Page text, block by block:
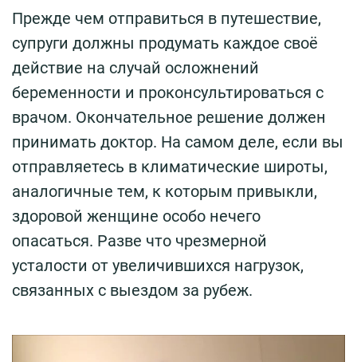
Прежде чем отправиться в путешествие,
супруги должны продумать каждое своё
действие на случай осложнений
беременности и проконсультироваться с
врачом. Окончательное решение должен
принимать доктор. На самом деле, если вы
отправляетесь в климатические широты,
аналогичные тем, к которым привыкли,
здоровой женщине особо нечего
опасаться. Разве что чрезмерной
усталости от увеличившихся нагрузок,
связанных с выездом за рубеж.